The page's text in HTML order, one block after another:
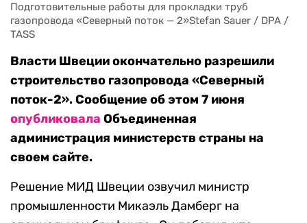
Подготовительные работы для прокладки труб
газопровода «Северный поток — 2»Stefan Sauer / DPA /
TASS
Власти Швеции окончательно разрешили
строительство газопровода «Северный
поток-2». Сообщение об этом 7 июня
опубликовала Объединенная
администрация министерств страны на
своем сайте.
Решение МИД Швеции озвучил министр
промышленности Микаэль Дамберг на